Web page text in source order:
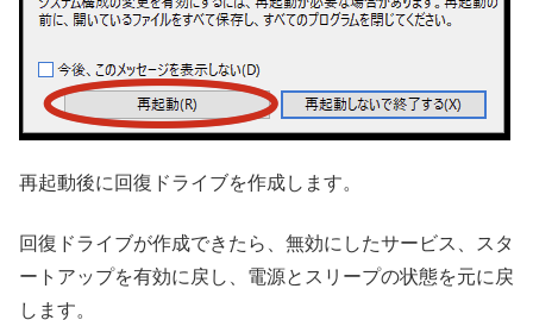
再起動後に回復ドライブを作成します。
回復ドライブが作成できたら、無効にしたサービス、スタ
ートアップを有効に戻し、電源とスリープの状態を元に戻
します。